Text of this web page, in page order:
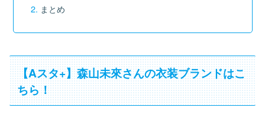
まとめ
【Aスタ+】森山未來さんの衣装ブランドはこ
ちら！